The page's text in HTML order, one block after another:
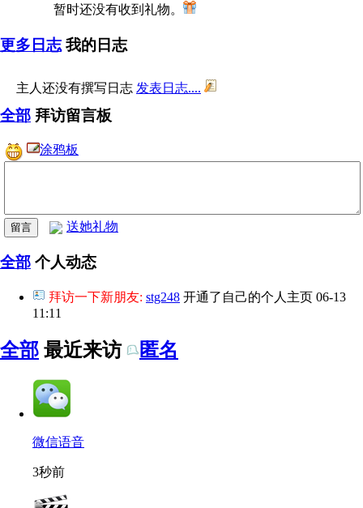
暂时还没有收到礼物。
更多日志 我的日志
主人还没有撰写日志 发表日志....
全部 拜访留言板
涂鸦板
送她礼物
全部 个人动态
拜访一下新朋友: stg248 开通了自己的个人主页 06-13
11:11
全部 最近来访 匿名
微信语音
3秒前